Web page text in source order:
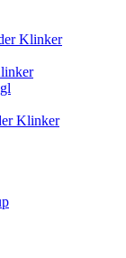
Klinker
Klinker